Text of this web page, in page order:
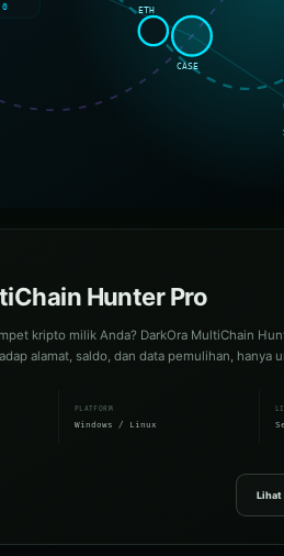
Hunter Pro
kripto milik Anda? DarkOra MultiChain
alamat, saldo, dan data pemulihan, hanya
PLATFORM
Windows / Linux
Lihat